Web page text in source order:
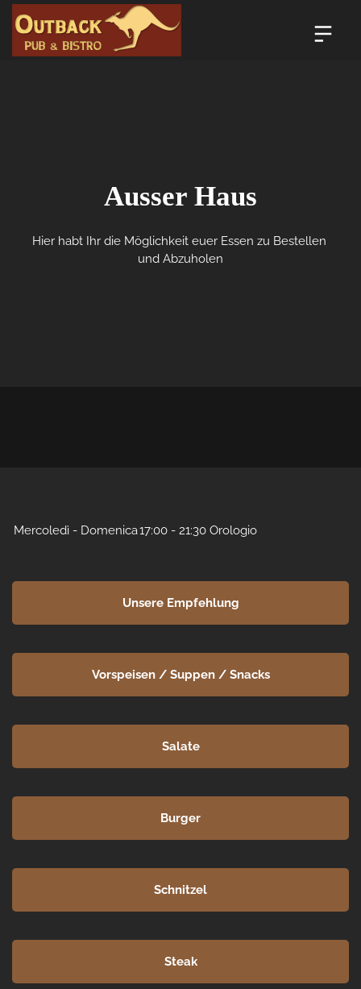
Ausser Haus
Hier habt Ihr die Möglichkeit euer Essen zu Bestellen
und Abzuholen
Mercoledì - Domenica17:00 - 21:30 Orologio
Unsere Empfehlung
Vorspeisen / Suppen / Snacks
Salate
Burger
Schnitzel
Steak